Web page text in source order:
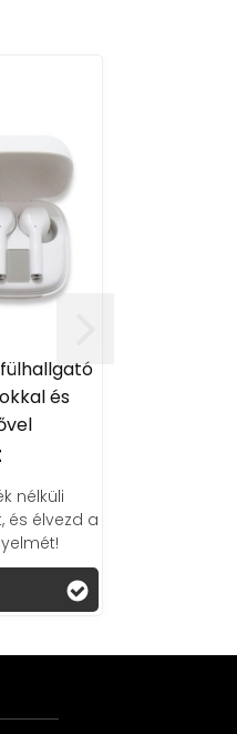
és
nélküli
és élvezd a